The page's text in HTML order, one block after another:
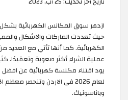
ازدهر سوق المكانس الكهربائية
حيث تعددت الماركات والاشكال
الكهربائية. كما أنها تأتي مع العديد
عملية الشراء أكثر صعوبة وتعقيدًا.
يود اقتناء مكنسة كهربائية عن
لعام 2026 في الاردن وتنحصر
وباناسونيك.